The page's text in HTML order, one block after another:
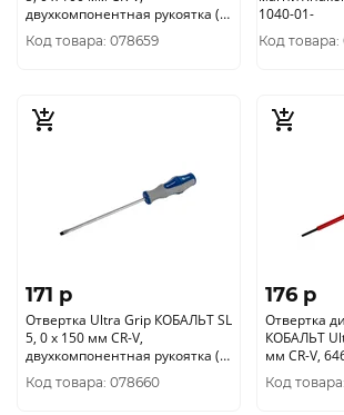
двухкомпонентная рукоятка (1
шт.) подвес 646-256
Код товара: 078659
1040-01-
Код товара:
171 p
Отвертка Ultra Grip КОБАЛЬТ SL
5, 0 х 150 мм CR-V,
двухкомпонентная рукоятка (1
шт.) подвес 646-263
Код товара: 078660
176 p
Отвертка
КОБАЛЬТ
мм
Код